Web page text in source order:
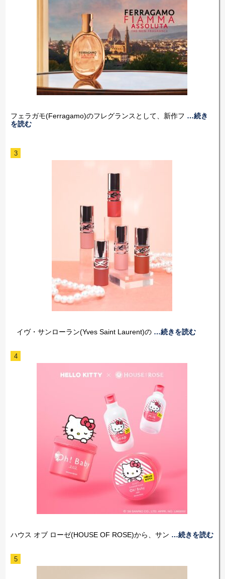
フェラガモ(Ferragamo)のフレグランスとして、新作フ …続き
を読む
3
イヴ・サンローラン(Yves Saint Laurent)の …続きを読む
4
ハウス オブ ローゼ(HOUSE OF ROSE)から、サン …続きを読む
5